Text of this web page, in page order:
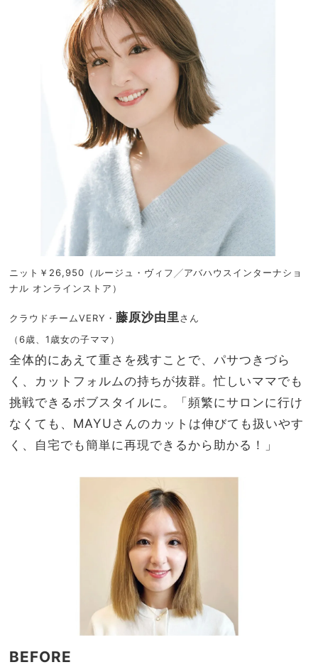
ニット￥26,950（ルージュ・ヴィフ╱アバハウスインターナショ
ナル オンラインストア）
クラウドチームVERY・ 藤原沙由里さん
（6歳、1歳女の子ママ）
全体的にあえて重さを残すことで、パサつきづら
く、カットフォルムの持ちが抜群。忙しいママでも
挑戦できるボブスタイルに。「頻繁にサロンに行け
なくても、MAYUさんのカットは伸びても扱いやす
く、自宅でも簡単に再現できるから助かる！」
BEFORE